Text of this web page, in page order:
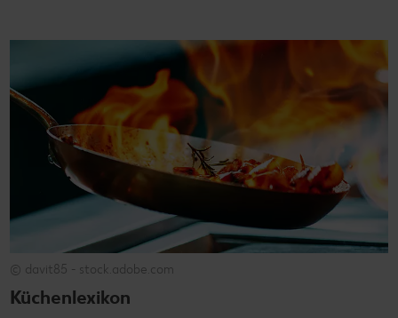
© davit85 - stock.adobe.com
Küchenlexikon